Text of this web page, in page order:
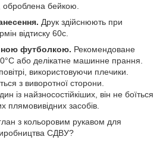
оброблена бейкою.
Друк здійснюють при
відтиску 60с.
футболкою. Рекомендоване
або делікатне машинне прання.
використовуючи плечики.
з виворотної сторони.
із найзносостійкіших, він не боїться
плямовивідних засобів.
з кольоровим рукавом для
СДВУ?